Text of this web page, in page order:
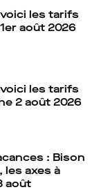
les tarifs
août 2026
les tarifs
2 août 2026
: Bison
les axes à
août